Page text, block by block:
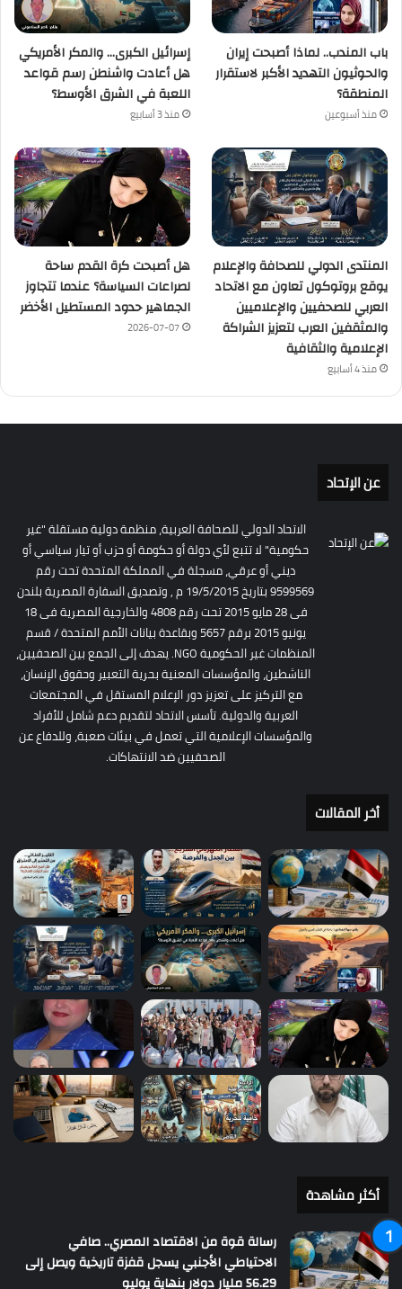
باب المندب.. لماذا أصبحت إيران
والحوثيون التهديد الأكبر لاستقرار
المنطقة؟
منذ أسبوعين
إسرائيل الكبرى… والمكر الأمريكي
هل أعادت واشنطن رسم قواعد
اللعبة في الشرق الأوسط؟
منذ 3 أسابيع
المنتدى الدولي للصحافة والإعلام
يوقع بروتوكول تعاون مع الاتحاد
العربي للصحفيين والإعلاميين
والمثقفين العرب لتعزيز الشراكة
الإعلامية والثقافية
منذ 4 أسابيع
هل أصبحت كرة القدم ساحة
لصراعات السياسة؟ عندما تتجاوز
الجماهير حدود المستطيل الأخضر
2026-07-07
عن الإتحاد
الاتحاد الدولي للصحافة العربية، منظمة دولية مستقلة "غير
حكومية" لا تتبع لأي دولة أو حكومة أو حزب أو تيار سياسي أو
ديني أو عرقي، مسجلة في المملكة المتحدة تحت رقم
9599569 بتاريخ 19/5/2015 م , وتصديق السفارة المصرية بلندن
فى 28 مايو 2015 تحت رقم 4808 والخارجية المصرية فى 18
يونيو 2015 برقم 5657 وبقاعدة بيانات الأمم المتحدة / قسم
المنظمات غير الحكومية NGO. يهدف إلى الجمع بين الصحفيين،
الناشطين، والمؤسسات المعنية بحرية التعبير وحقوق الإنسان،
مع التركيز على تعزيز دور الإعلام المستقل في المجتمعات
العربية والدولية. تأسس الاتحاد لتقديم دعم شامل للأفراد
والمؤسسات الإعلامية التي تعمل في بيئات صعبة، وللدفاع عن
الصحفيين ضد الانتهاكات.
أخر المقالات
أكثر مشاهدة
رسالة قوة من الاقتصاد المصري.. صافي
الاحتياطي الأجنبي يسجل قفزة تاريخية ويصل إلى
56.29 مليار دولار بنهاية يوليو